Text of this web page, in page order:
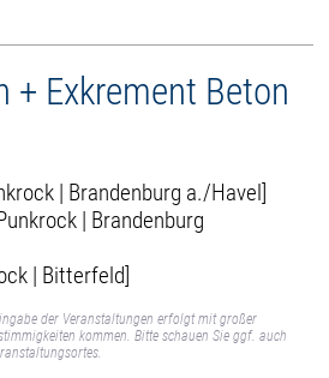
+ Exkrement Beton
| Brandenburg a./Havel]
| Brandenburg
| Bitterfeld]
der Veranstaltungen erfolgt mit großer
kommen. Bitte schauen Sie ggf. auch